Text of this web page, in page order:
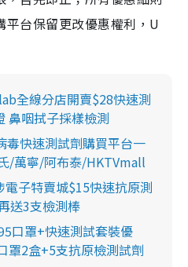
平台保留更改優惠權利，U
全線分店開賣$28快速測
鼻咽拭子採樣檢測
毒快速測試劑購買平台一
/萬寧/阿布泰/HKTVmall
電子特賣城$15快速抗原測
送3支檢測棒
口罩+快速測試套裝優
罩2盒+5支抗原檢測試劑